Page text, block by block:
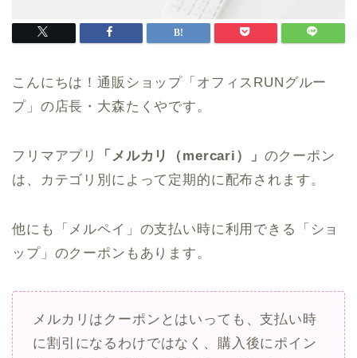
こんにちは！通販ショップ「オフィスRUNグルー
プ」の店長・大森たくやです。
フリマアプリ 「メルカリ（mercari）」 のクーポン
は、カテゴリ別によって定期的に配布されます。
他にも「メルペイ」の支払い時に利用できる「ショ
ップ」のクーポンもあります。
メルカリはクーポンとはいっても、支払い時
に割引になるわけではなく、購入後にポイン